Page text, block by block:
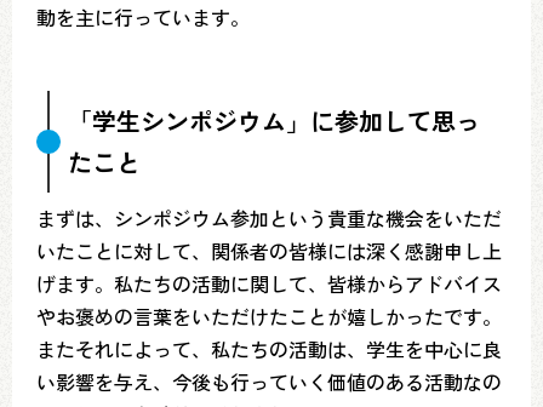
動を主に行っています。
「学生シンポジウム」に参加して思っ
たこと
まずは、シンポジウム参加という貴重な機会をいただ
いたことに対して、関係者の皆様には深く感謝申し上
げます。私たちの活動に関して、皆様からアドバイス
やお褒めの言葉をいただけたことが嬉しかったです。
またそれによって、私たちの活動は、学生を中心に良
い影響を与え、今後も行っていく価値のある活動なの